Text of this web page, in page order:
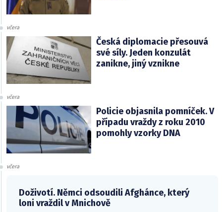
včera
Česká diplomacie přesouvá
své síly. Jeden konzulát
zanikne, jiný vznikne
včera
Policie objasnila pomníček. V
případu vraždy z roku 2010
pomohly vzorky DNA
včera
Doživotí. Němci odsoudili Afghánce, který
loni vraždil v Mnichově